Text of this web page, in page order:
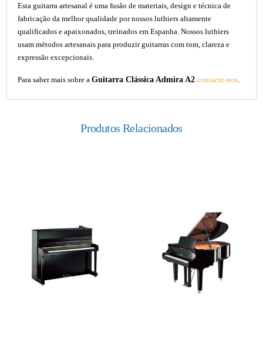
Esta guitarra artesanal é uma fusão de materiais, design e técnica de
fabricação da melhor qualidade por nossos luthiers altamente
qualificados e apaixonados, treinados em Espanha. Nossos luthiers
usam métodos artesanais para produzir guitarras com tom, clareza e
expressão excepcionais.
Para saber mais sobre a Guitarra Clássica Admira A2 contacte-nos.
Produtos Relacionados